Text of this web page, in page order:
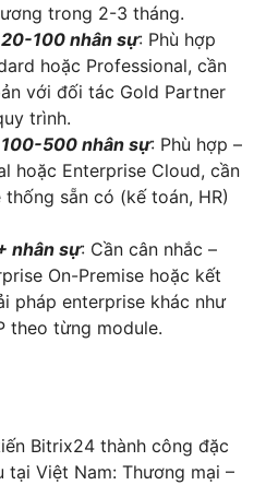
trong 2-3 tháng.
100 nhân sự: Phù hợp
hoặc Professional, cần
với đối tác Gold Partner
trình.
500 nhân sự: Phù hợp –
hoặc Enterprise Cloud, cần
sẵn có (kế toán, HR)
nhân sự: Cần cân nhắc –
On-Premise hoặc kết
pháp enterprise khác như
theo từng module.
Bitrix24 thành công đặc
tại Việt Nam: Thương mại –